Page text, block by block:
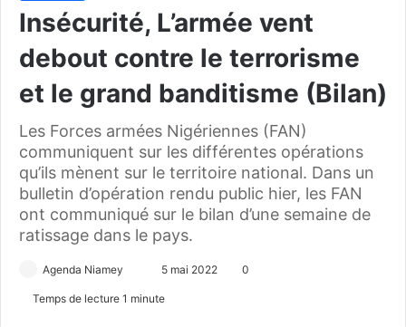
Insécurité, L’armée vent
debout contre le terrorisme
et le grand banditisme (Bilan)
Les Forces armées Nigériennes (FAN)
communiquent sur les différentes opérations
qu’ils mènent sur le territoire national. Dans un
bulletin d’opération rendu public hier, les FAN
ont communiqué sur le bilan d’une semaine de
ratissage dans le pays.
Agenda Niamey
n
5 mai 2022 0
Temps de lecture 1 minute